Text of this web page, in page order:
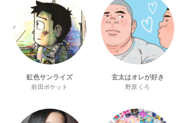
虹色サンライズ
前田ポケット
玄太はオレが好き
野原くろ